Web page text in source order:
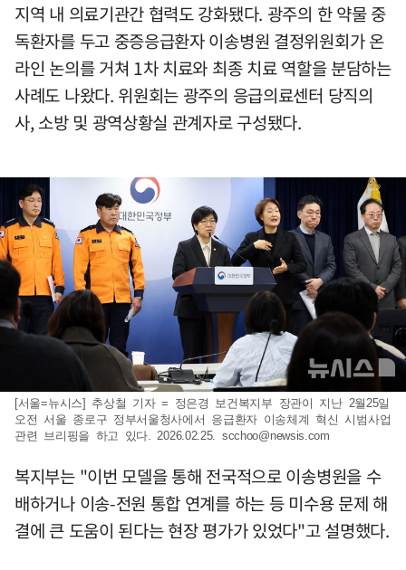
지역 내 의료기관간 협력도 강화됐다. 광주의 한 약물 중
독환자를 두고 중증응급환자 이송병원 결정위원회가 온
라인 논의를 거쳐 1차 치료와 최종 치료 역할을 분담하는
사례도 나왔다. 위원회는 광주의 응급의료센터 당직의
사, 소방 및 광역상황실 관계자로 구성됐다.
[서울=뉴시스] 추상철 기자 = 정은경 보건복지부 장관이 지난 2월25일
오전 서울 종로구 정부서울청사에서 응급환자 이송체계 혁신 시범사업
관련 브리핑을 하고 있다. 2026.02.25. scchoo@newsis.com
복지부는 "이번 모델을 통해 전국적으로 이송병원을 수
배하거나 이송-전원 통합 연계를 하는 등 미수용 문제 해
결에 큰 도움이 된다는 현장 평가가 있었다"고 설명했다.